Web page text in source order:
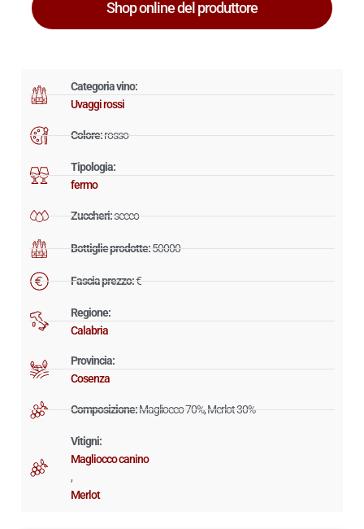
Categoria vino:
Uvaggi rossi
Colore:rosso
Tipologia:
fermo
Zuccheri:secco
Bottiglie prodotte:50000
Fascia prezzo:€
Regione:
Calabria
Provincia:
Cosenza
Composizione:Magliocco 70%, Merlot 30%
Vitigni:
Magliocco canino
,
Merlot
Shop online del produttore